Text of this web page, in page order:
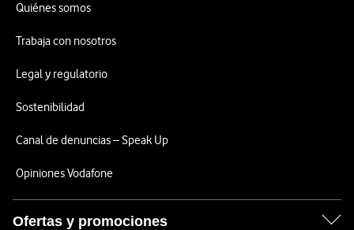
Quiénes somos
Trabaja con nosotros
Legal y regulatorio
Sostenibilidad
Canal de denuncias – Speak Up
Opiniones Vodafone
Ofertas y promociones